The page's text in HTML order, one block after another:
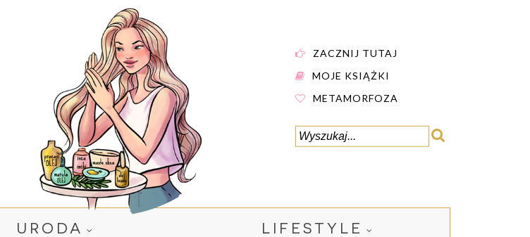
ZACZNIJ TUTAJ
MOJE KSIĄŻKI
METAMORFOZA
URODA LIFESTYLE